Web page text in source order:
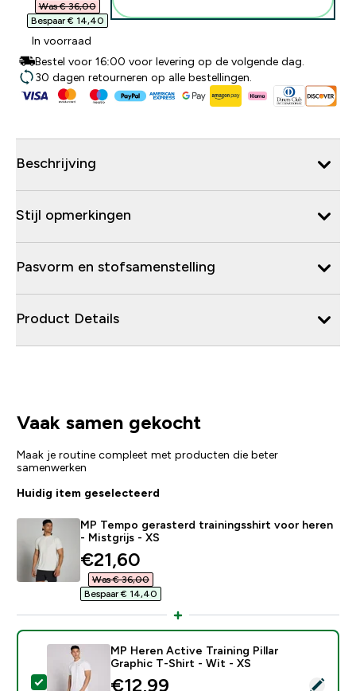
Was € 36,00‎
Bespaar € 14,40‎
In voorraad
Bestel voor 16:00 voor levering op de volgende dag.
30 dagen retourneren op alle bestellingen.
Beschrijving
Stijl opmerkingen
Pasvorm en stofsamenstelling
Product Details
Vaak samen gekocht
Maak je routine compleet met producten die beter
samenwerken
Huidig item geselecteerd
MP Tempo gerasterd trainingsshirt voor heren
- Mistgrijs - XS
discounted price
€21,60‎
Was € 36,00‎
Bespaar € 14,40‎
Selecteer dit product - MP Heren Active Training
MP Heren Active Training Pillar
Graphic T-Shirt - Wit - XS
discounted price
€12,99‎